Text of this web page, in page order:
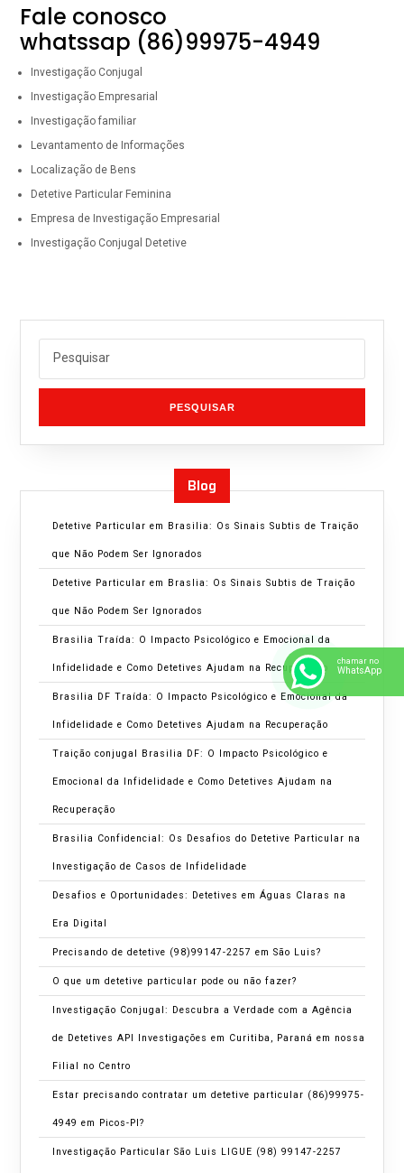
Fale conosco
whatssap (86)99975-4949
Investigação Conjugal
Investigação Empresarial
investigação familiar
Levantamento de Informações
Localização de Bens
Detetive Particular Feminina
Empresa de Investigação Empresarial
Investigação Conjugal Detetive
PESQUISAR
Blog
Detetive Particular em Brasilia: Os Sinais Subtis de Traição
que Não Podem Ser Ignorados
Detetive Particular em Braslia: Os Sinais Subtis de Traição
que Não Podem Ser Ignorados
Brasilia Traída: O Impacto Psicológico e Emocional da
Infidelidade e Como Detetives Ajudam na Recuperação
Brasilia DF Traída: O Impacto Psicológico e Emocional da
Infidelidade e Como Detetives Ajudam na Recuperação
Traição conjugal Brasilia DF: O Impacto Psicológico e
Emocional da Infidelidade e Como Detetives Ajudam na
Recuperação
Brasilia Confidencial: Os Desafios do Detetive Particular na
Investigação de Casos de Infidelidade
Desafios e Oportunidades: Detetives em Águas Claras na
Era Digital
Precisando de detetive (98)99147-2257 em São Luis?
O que um detetive particular pode ou não fazer?
Investigação Conjugal: Descubra a Verdade com a Agência
de Detetives API Investigações em Curitiba, Paraná em nossa
Filial no Centro
Estar precisando contratar um detetive particular (86)99975-
4949 em Picos-PI?
Investigação Particular São Luis LIGUE (98) 99147-2257
chamar no
WhatsApp